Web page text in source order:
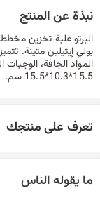
نبذة عن المنتج
بولي إيثيلين متينة.
المواد الجافة،
15.5*10.3*15.5 سم.
تعرف على منتجك
ما يقوله الناس